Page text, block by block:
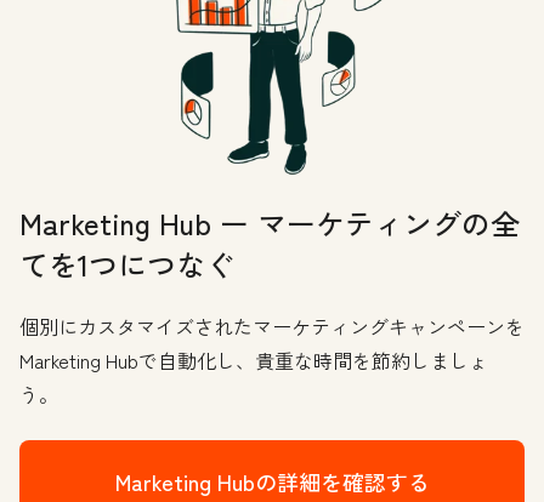
Marketing Hub ー マーケティングの全
てを1つにつなぐ
個別にカスタマイズされたマーケティングキャンペーンを
Marketing Hubで自動化し、貴重な時間を節約しましょ
う。
Marketing Hubの詳細を確認する